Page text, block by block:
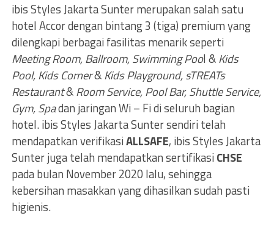
ibis Styles Jakarta Sunter merupakan salah satu
hotel Accor dengan bintang 3 (tiga) premium yang
dilengkapi berbagai fasilitas menarik seperti
Meeting Room, Ballroom, Swimming Pool &Kids
Pool, Kids Corner&Kids Playground, sTREATs
Restaurant&Room Service, Pool Bar, Shuttle Service,
Gym, Spadan jaringan Wi – Fi di seluruh bagian
hotel. ibis Styles Jakarta Sunter sendiri telah
mendapatkan verifikasiALLSAFE, ibis Styles Jakarta
Sunter juga telah mendapatkan sertifikasiCHSE
pada bulan November 2020 lalu, sehingga
kebersihan masakkan yang dihasilkan sudah pasti
higienis.